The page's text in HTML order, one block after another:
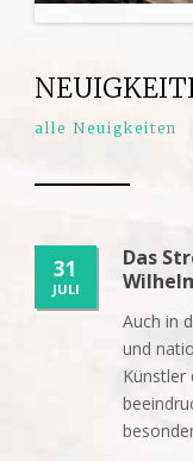
alle Neuigkeiten
31
JULI
Das
Auch in
und
Künstler